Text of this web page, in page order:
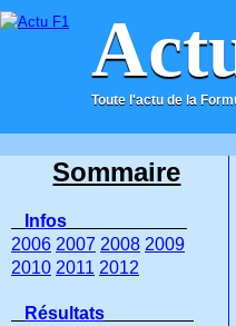
Toute l'actu de la
ACCUEIL CONTACT
Sommaire
Infos
2006 2007 2008 2009
2010 2011 2012
Résultats